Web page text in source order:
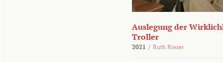
Auslegung der
Troller
2021 / Ruth Rieser